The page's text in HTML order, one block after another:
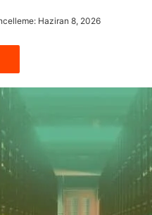
Haziran 8, 2026
Reddit